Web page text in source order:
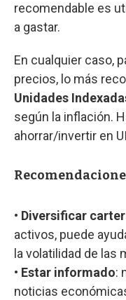
recomendable es
a gastar.
En cualquier caso,
precios, lo más
Unidades
según la inflación.
ahorrar/invertir en
• Diversificar
activos, puede
la volatilidad de las
• Estar informado:
noticias